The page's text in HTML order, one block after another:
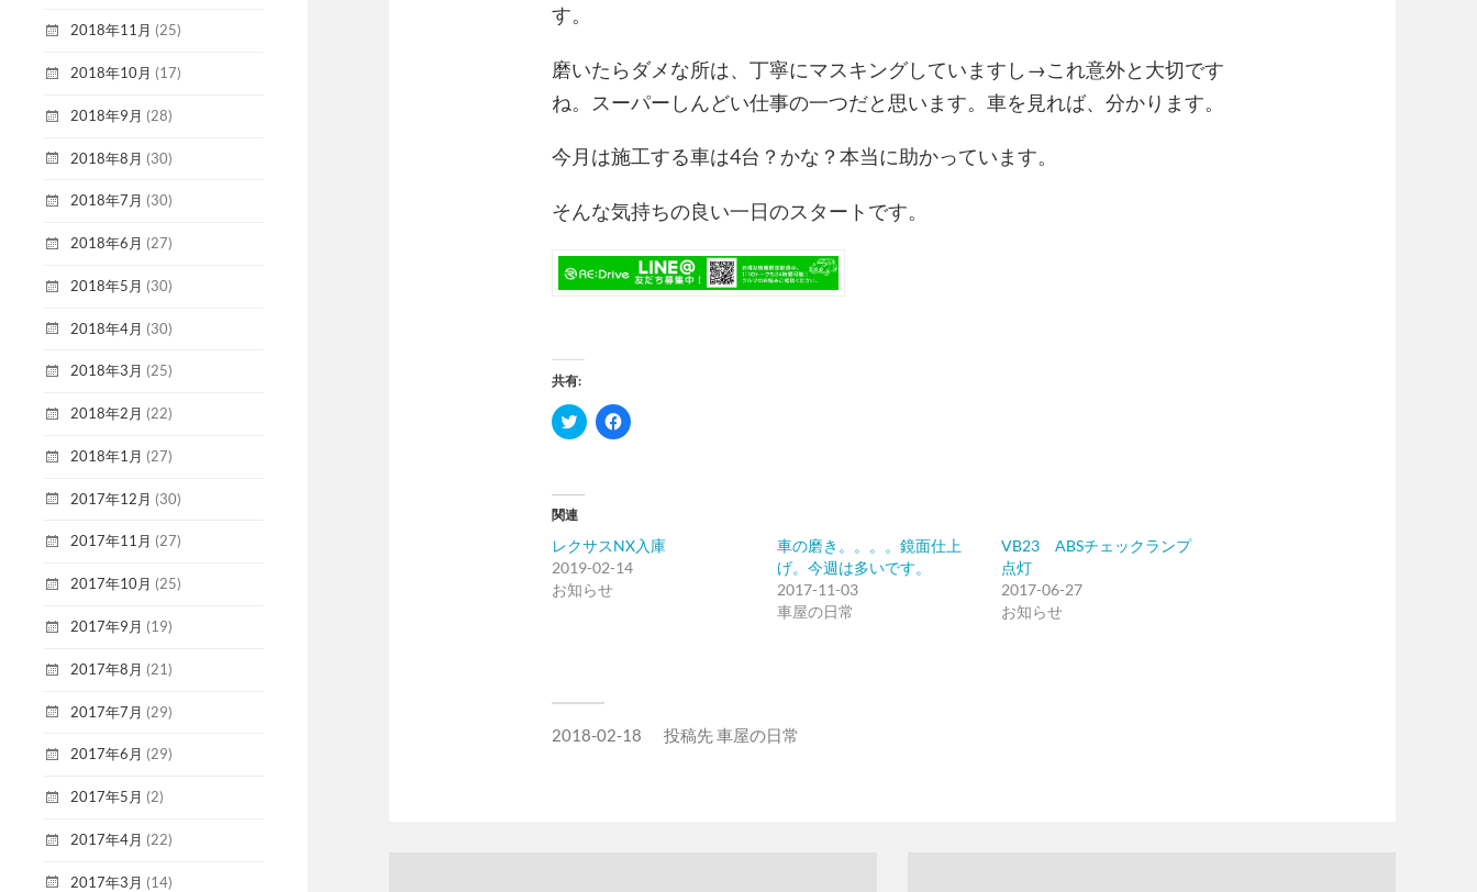
2018年11月 (25)
2018年10月 (17)
2018年9月 (28)
2018年8月 (30)
2018年7月 (30)
2018年6月 (27)
2018年5月 (30)
2018年4月 (30)
2018年3月 (25)
2018年2月 (22)
2018年1月 (27)
2017年12月 (30)
2017年11月 (27)
2017年10月 (25)
2017年9月 (19)
2017年8月 (21)
2017年7月 (29)
2017年6月 (29)
2017年5月 (2)
2017年4月 (22)
2017年3月 (14)
す。
磨いたらダメな所は、丁寧にマスキングしていますし→これ意外と大切です
ね。スーパーしんどい仕事の一つだと思います。車を見れば、分かります。
今月は施工する車は4台？かな？本当に助かっています。
そんな気持ちの良い一日のスタートです。
共有:
ク
リ
有
(新
し
い
ウ
き
す)
Facebook
で
リ
ッ
ク
ィ
ン
関連
レクサスNX入庫
2019-02-14
お知らせ
車の磨き。。。。鏡面仕上
げ。今週は多いです。
2017-11-03
車屋の日常
VB23 ABSチェックランプ
点灯
2017-06-27
お知らせ
2018-02-18 投稿先 車屋の日常